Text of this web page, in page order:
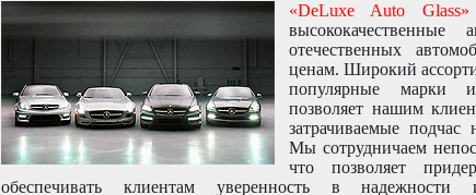
«DeLuxe Auto Glass»
отечественных
ценам. Широкий
популярные марки
позволяет нашим
затрачиваемые
Мы сотрудничаем
что позволяет
обеспечивать клиентам уверенность в надежности